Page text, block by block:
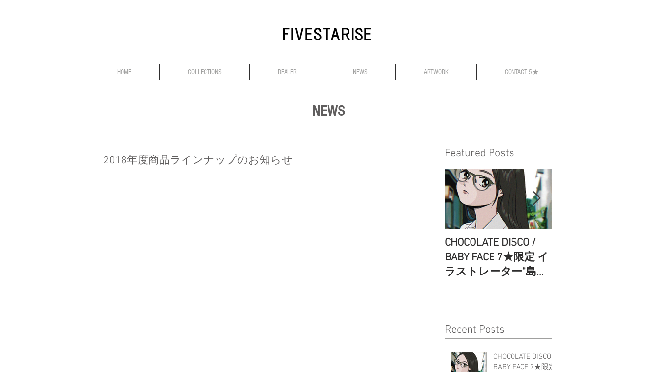
NEWS
2018年度商品ラインナップのお知らせ
Featured Posts
CHOCOLATE DISCO /
BABY FACE 7★限定 イ
ラストレーター"島田
Recent Posts
CHOCOLATE DISCO /
BABY FACE 7★限定
HOME COLLECTIONS DEALER NEWS ARTWORK CONTACT 5★